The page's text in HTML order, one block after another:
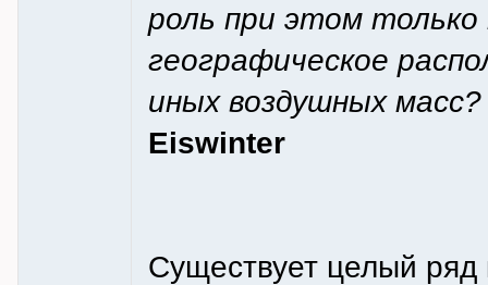
роль при этом
географическое
иных воздушных масс?
Eiswinter
Существует целый